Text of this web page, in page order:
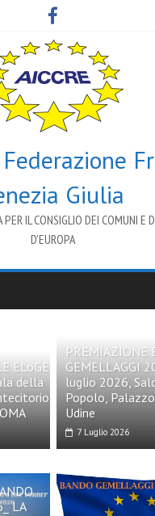
Federazione
Giulia
IL CONSIGLIO DEI COMUNI E
D’EUROPA
ELoGE
della
PREMIAZIONE
GEMELLAGGI
luglio 2026,
Popolo, Palazzo
Udine
7 Luglio 2026
LA